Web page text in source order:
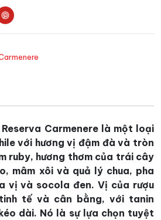
Carmenere là một loại
với hương vị đậm đà và tròn
ruby, hương thơm của trái cây
mâm xôi và quả lý chua, pha
vị và socola đen. Vị của rượu
tế và cân bằng, với tanin
dài. Nó là sự lựa chọn tuyệt